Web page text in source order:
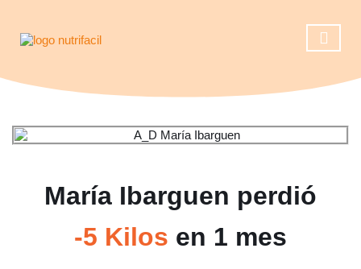
María Ibarguen perdió
-5 Kilos en 1 mes